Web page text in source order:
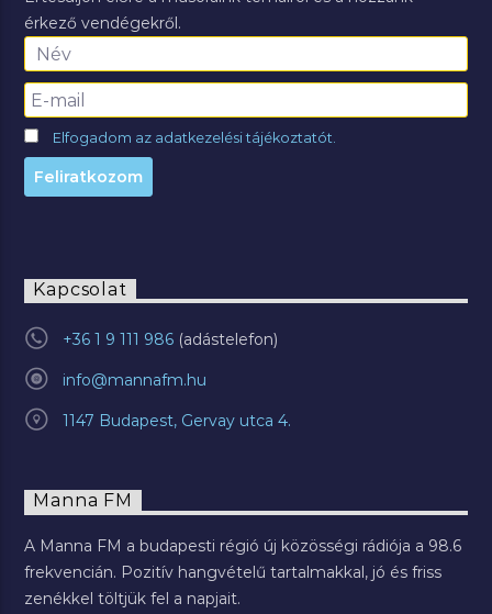
érkező vendégekről.
Elfogadom az adatkezelési tájékoztatót.
Kapcsolat
+36 1 9 111 986
info@mannafm.hu
1147 Budapest, Gervay utca 4.
Manna FM
A Manna FM a budapesti régió új közösségi rádiója a 98.6
frekvencián. Pozitív hangvételű tartalmakkal, jó és friss
zenékkel töltjük fel a napjait.